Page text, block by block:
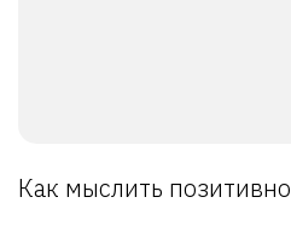
Как мыслить позитивно